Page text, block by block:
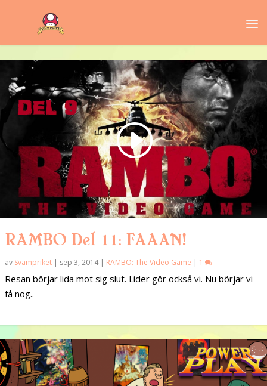
RAMBO Del 11: FAAAN!
av Svampriket | sep 3, 2014| RAMBO: The Video Game | 1
Resan börjar lida mot sig slut. Lider gör också vi. Nu börjar vi
få nog..